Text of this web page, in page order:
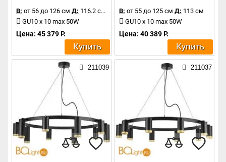
В: от 56 до 126 см Д: 116.2 см
GU10 x 10 max 50W
Цена: 45 379 Р.
Купить
В: от 55 до 125 см Д: 113 см
GU10 x 10 max 50W
Цена: 40 389 Р.
Купить
211039 211037